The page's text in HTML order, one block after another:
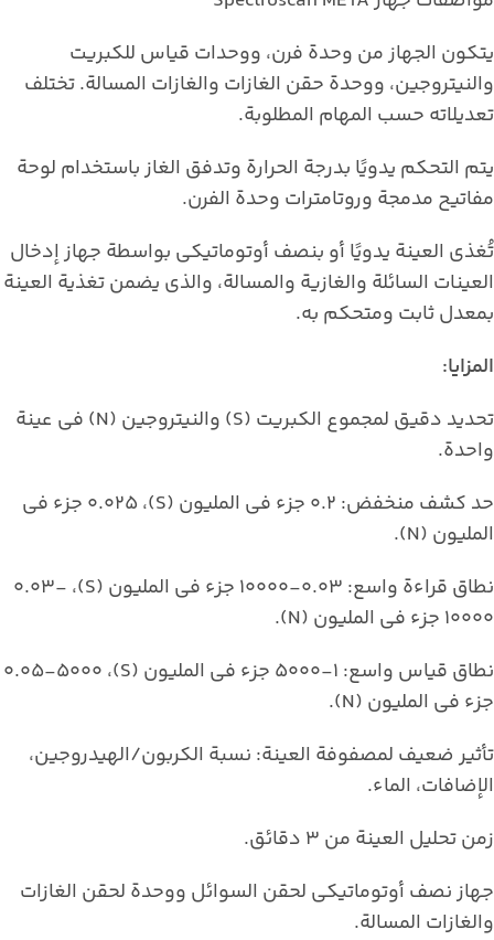
يتكون الجهاز من وحدة فرن، ووحدات قياس للكبريت
والنيتروجين، ووحدة حقن الغازات والغازات المسالة. تختلف
تعديلاته حسب المهام المطلوبة.
يتم التحكم يدويًا بدرجة الحرارة وتدفق الغاز باستخدام لوحة
مفاتيح مدمجة وروتامترات وحدة الفرن.
تُغذى العينة يدويًا أو بنصف أوتوماتيكي بواسطة جهاز إدخال
العينات السائلة والغازية والمسالة، والذي يضمن تغذية العينة
بمعدل ثابت ومتحكم به.
المزايا:
تحديد دقيق لمجموع الكبريت (S) والنيتروجين (N) في عينة
واحدة.
حد كشف منخفض: 0.2 جزء في المليون (S)، 0.025 جزء في
المليون (N).
نطاق قراءة واسع: 0.03-10000 جزء في المليون (S)، 0.03-
10000 جزء في المليون (N).
نطاق قياس واسع: 1-5000 جزء في المليون (S)، 0.05-5000
جزء في المليون (N).
تأثير ضعيف لمصفوفة العينة: نسبة الكربون/الهيدروجين،
الإضافات، الماء.
زمن تحليل العينة من 3 دقائق.
جهاز نصف أوتوماتيكي لحقن السوائل ووحدة لحقن الغازات
والغازات المسالة.